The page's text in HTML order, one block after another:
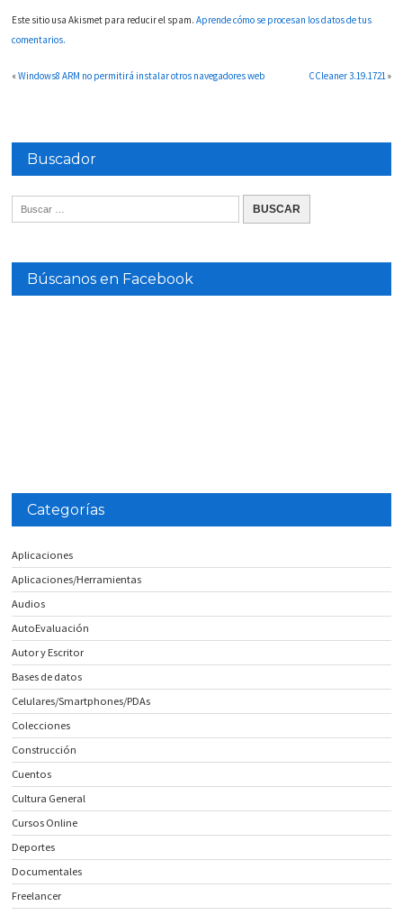
Este sitio usa Akismet para reducir el spam.Aprende cómo se procesan los datos de tus
comentarios.
«Windows8 ARM no permitirá instalar otros navegadores web CCleaner 3.19.1721 »
Buscador
Búscanos en Facebook
Categorías
Aplicaciones
Aplicaciones/Herramientas
Audios
AutoEvaluación
Autor y Escritor
Bases de datos
Celulares/Smartphones/PDAs
Colecciones
Construcción
Cuentos
Cultura General
Cursos Online
Deportes
Documentales
Freelancer